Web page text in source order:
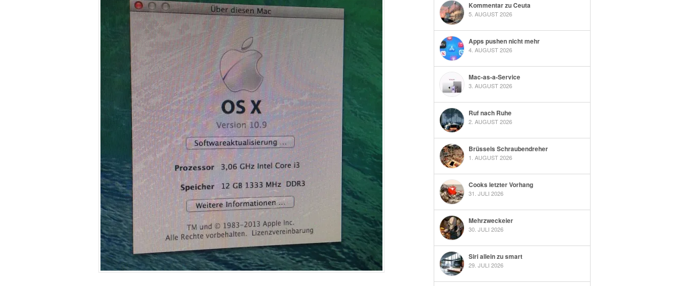
Kommentar zu Ceuta
5. AUGUST 2026
Apps pushen nicht mehr
4. AUGUST 2026
Mac-as-a-Service
3. AUGUST 2026
Ruf nach Ruhe
2. AUGUST 2026
Brüssels Schraubendreher
1. AUGUST 2026
Cooks letzter Vorhang
31. JULI 2026
Mehrzweckeier
30. JULI 2026
Siri allein zu smart
29. JULI 2026